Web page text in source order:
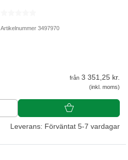
Artikelnummer 3497970
från 3 351,25 kr.
(inkl. moms)
Leverans: Förväntat 5-7 vardagar